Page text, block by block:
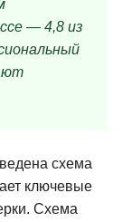
— 4,8 из
схема
ключевые
Схема